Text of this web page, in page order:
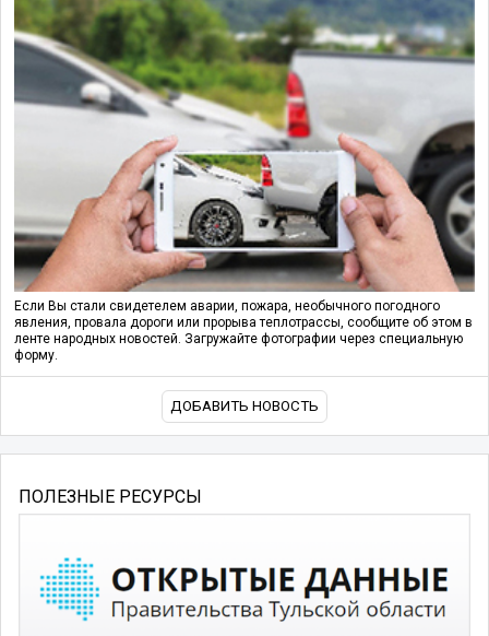
Если Вы стали свидетелем аварии, пожара, необычного погодного
явления, провала дороги или прорыва теплотрассы, сообщите об этом в
ленте народных новостей. Загружайте фотографии через специальную
форму.
ДОБАВИТЬ НОВОСТЬ
ПОЛЕЗНЫЕ РЕСУРСЫ